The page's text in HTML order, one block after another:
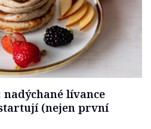
lívance
(nejen první